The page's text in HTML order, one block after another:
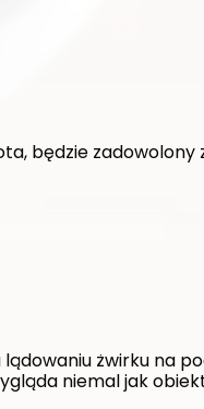
będzie zadowolony
żwirku na
niemal jak